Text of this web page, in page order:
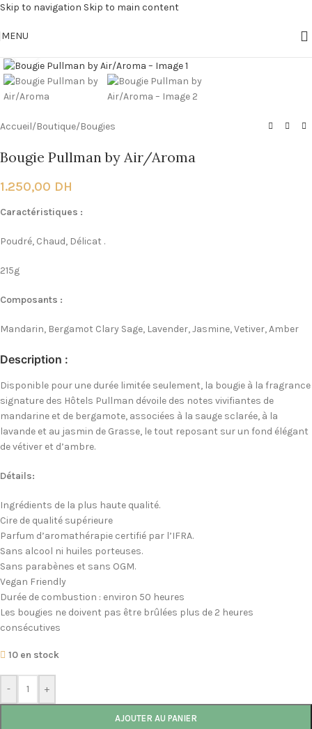
Skip to navigation Skip to main content
MENU
Accueil/Boutique/Bougies
Bougie Pullman by Air/Aroma
1.250,00 DH
Caractéristiques :
Poudré, Chaud, Délicat .
215g
Composants :
Mandarin, Bergamot Clary Sage, Lavender, Jasmine, Vetiver, Amber
Description :
Disponible pour une durée limitée seulement, la bougie à la fragrance
signature des Hôtels Pullman dévoile des notes vivifiantes de
mandarine et de bergamote, associées à la sauge sclarée, à la
lavande et au jasmin de Grasse, le tout reposant sur un fond élégant
de vétiver et d’ambre.
Détails:
Ingrédients de la plus haute qualité.
Cire de qualité supérieure
Parfum d’aromathérapie certifié par l’IFRA.
Sans alcool ni huiles porteuses.
Sans parabènes et sans OGM.
Vegan Friendly
Durée de combustion : environ 50 heures
Les bougies ne doivent pas être brûlées plus de 2 heures
consécutives
10 en stock
- +
AJOUTER AU PANIER